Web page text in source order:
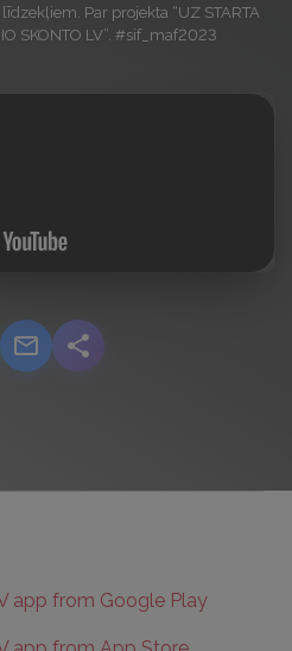
Par projekta “UZ STARTA
SKONTO LV”. #sif_maf2023
title WhatsApp
podcast.share-title Email
podcast.share-title
app from Google Play